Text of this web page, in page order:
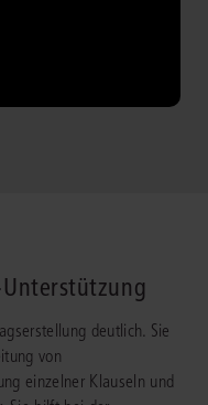
deutlich. Sie
von
einzelner Klauseln und